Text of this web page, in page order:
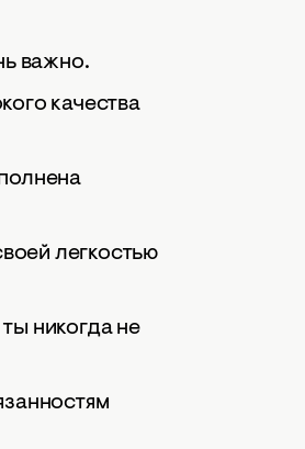
важно.
качества
легкостью
никогда не